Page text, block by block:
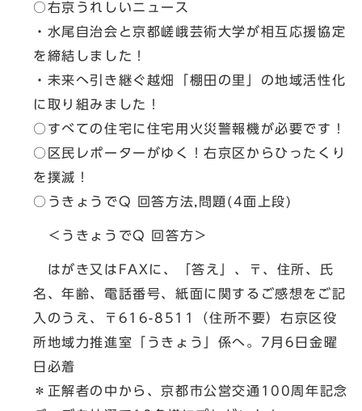
○右京うれしいニュース
・水尾自治会と京都嵯峨芸術大学が相互応援協定
を締結しました！
・未来へ引き継ぐ越畑「棚田の里」の地域活性化
に取り組みました！
○すべての住宅に住宅用火災警報機が必要です！
○区民レポーターがゆく！右京区からひったくり
を撲滅！
○うきょうでQ 回答方法,問題(4面上段)
＜うきょうでQ 回答方＞
はがき又はFAXに、「答え」、〒、住所、氏
名、年齢、電話番号、紙面に関するご感想をご記
入のうえ、〒616-8511（住所不要）右京区役
所地域力推進室「うきょう」係へ。7月6日金曜
日必着
＊正解者の中から、京都市公営交通100周年記念